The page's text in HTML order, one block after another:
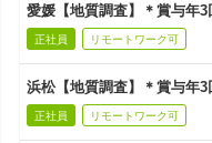
愛媛【地質調査】＊賞与年
正社員 リモートワーク可
浜松【地質調査】＊賞与年
正社員 リモートワーク可